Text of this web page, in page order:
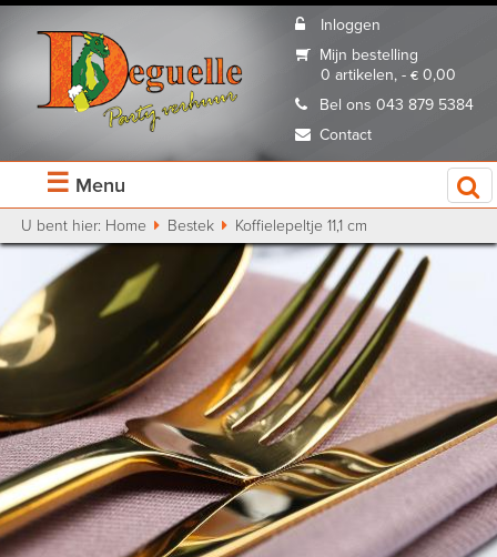
Inloggen
Mijn bestelling
0 artikelen, - € 0,00
Bel ons 043 879 5384
Contact
☰ Menu
U bent hier: Home Bestek Koffielepeltje 11,1 cm